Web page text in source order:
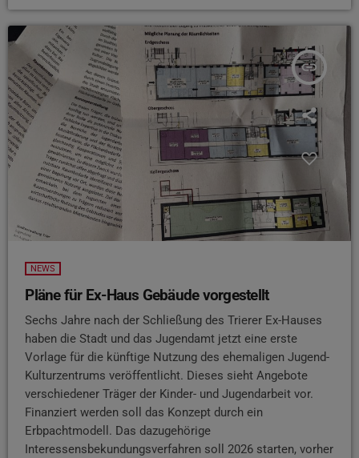
insert_link
NEWS
Pläne für Ex-Haus Gebäude vorgestellt
Sechs Jahre nach der Schließung des Trierer Ex-Hauses
haben die Stadt und das Jugendamt jetzt eine erste
Vorlage für die künftige Nutzung des ehemaligen Jugend-
Kulturzentrums veröffentlicht. Dieses sieht Angebote
verschiedener Träger der Kinder- und Jugendarbeit vor.
Finanziert werden soll das Konzept durch ein
Erbpachtmodell. Das dazugehörige
Interessensbekundungsverfahren soll 2026 starten, vorher